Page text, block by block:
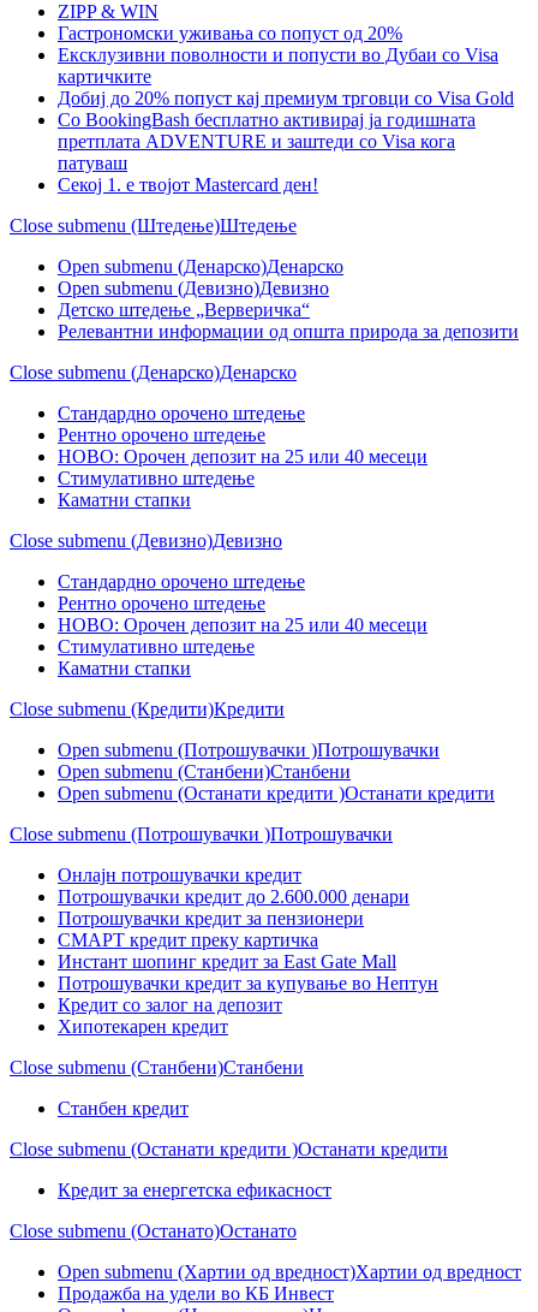
ZIPP & WIN
Гастрономски уживања со попуст од 20%
Eксклузивни поволности и попусти во Дубаи со Visa
картичките
Добиј до 20% попуст кај премиум трговци со Visa Gold
Со BookingBash бесплатно активирај ја годишната
претплата ADVENTURE и заштеди со Visa кога
патуваш
Секој 1. е твојот Mastercard ден!
Close submenu (Штедење)Штедење
Open submenu (Денарско)Денарско
Open submenu (Девизно)Девизно
Детско штедење „Верверичка“
Релевантни информации од општа природа за депозити
Close submenu (Денарско)Денарско
Стандардно орочено штедење
Рентно орочено штедење
НОВО: Орочен депозит на 25 или 40 месеци
Стимулативно штедење
Каматни стапки
Close submenu (Девизно)Девизно
Стандардно орочено штедење
Рентно орочено штедење
НОВО: Орочен депозит на 25 или 40 месеци
Стимулативно штедење
Каматни стапки
Close submenu (Кредити)Кредити
Open submenu (Потрошувачки )Потрошувачки
Open submenu (Станбени)Станбени
Open submenu (Останати кредити )Останати кредити
Close submenu (Потрошувачки )Потрошувачки
Онлајн потрошувачки кредит
Потрошувачки кредит до 2.600.000 денари
Потрошувачки кредит за пензионери
СМАРТ кредит преку картичка
Инстант шопинг кредит за East Gate Mall
Потрошувачки кредит за купување во Нептун
Кредит со залог на депозит
Хипотекарен кредит
Close submenu (Станбени)Станбени
Станбен кредит
Close submenu (Останати кредити )Останати кредити
Кредит за енергетска ефикасност
Close submenu (Останато)Останато
Open submenu (Хартии од вредност)Хартии од вредност
Продажба на удели во КБ Инвест